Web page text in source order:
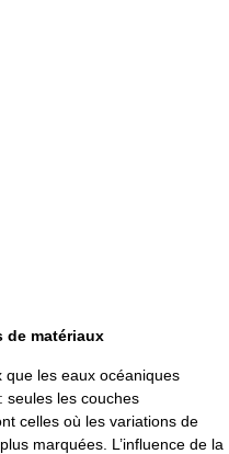
de matériaux
que les eaux océaniques
seules les couches
celles où les variations de
marquées. L’influence de la